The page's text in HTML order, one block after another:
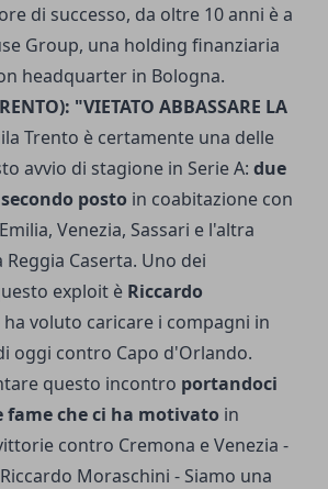
di successo, da oltre 10 anni è a
Group, una holding finanziaria
headquarter in Bologna.
"VIETATO ABBASSARE LA
Trento è certamente una delle
avvio di stagione in Serie A: due
posto in coabitazione con
Venezia, Sassari e l'altra
Reggia Caserta. Uno dei
exploit è Riccardo
ha voluto caricare i compagni in
oggi contro Capo d'Orlando.
questo incontro portandoci
che ci ha motivato in
contro Cremona e Venezia -
Moraschini - Siamo una